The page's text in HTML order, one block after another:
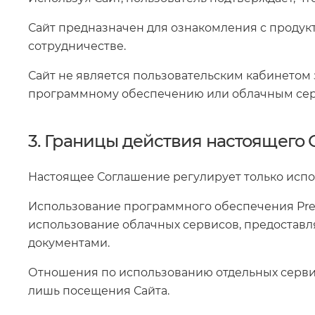
Сайт предназначен для ознакомления с
сотрудничестве.
Сайт не является пользовательским
программному обеспечению или облачным
3. Границы действия настоящего
Настоящее Соглашение регулирует только
Использование программного обеспечения
использование облачных сервисов,
документами.
Отношения по использованию отдельных
лишь посещения Сайта.